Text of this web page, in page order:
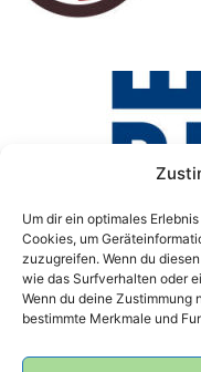
Um dir ein optimales
Cookies, um
zuzugreifen. Wenn du
wie das Surfverhalten oder
Wenn du deine
bestimmte Merkmale und